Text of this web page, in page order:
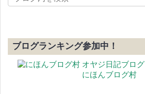
ブログランキング参加中！
にほんブログ村